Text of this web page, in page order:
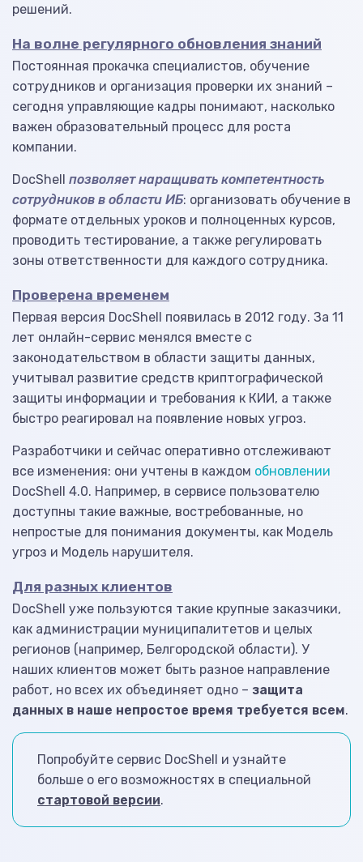
решений.
На волне регулярного обновления знаний
Постоянная прокачка специалистов, обучение
сотрудников и организация проверки их знаний –
сегодня управляющие кадры понимают, насколько
важен образовательный процесс для роста
компании.
DocShell позволяет наращивать компетентность
сотрудников в области ИБ: организовать обучение в
формате отдельных уроков и полноценных курсов,
проводить тестирование, а также регулировать
зоны ответственности для каждого сотрудника.
Проверена временем
Первая версия DocShell появилась в 2012 году. За 11
лет онлайн-сервис менялся вместе с
законодательством в области защиты данных,
учитывал развитие средств криптографической
защиты информации и требования к КИИ, а также
быстро реагировал на появление новых угроз.
Разработчики и сейчас оперативно отслеживают
все изменения: они учтены в каждом обновлении
DocShell 4.0. Например, в сервисе пользователю
доступны такие важные, востребованные, но
непростые для понимания документы, как Модель
угроз и Модель нарушителя.
Для разных клиентов
DocShell уже пользуются такие крупные заказчики,
как администрации муниципалитетов и целых
регионов (например, Белгородской области). У
наших клиентов может быть разное направление
работ, но всех их объединяет одно – защита
данных в наше непростое время требуется всем.
Попробуйте сервис DocShell и узнайте
больше о его возможностях в специальной
стартовой версии.